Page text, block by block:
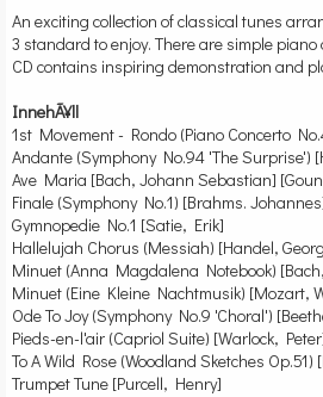
An exciting collection of classical tunes
3 standard to enjoy. There are simple
CD contains inspiring demonstration and
InnehÃ¥ll
1st Movement - Rondo (Piano Concerto
Andante (Symphony No.94 'The Surprise')
Ave Maria [Bach, Johann Sebastian]
Finale (Symphony No.1) [Brahms.
Gymnopedie No.1 [Satie, Erik]
Hallelujah Chorus (Messiah) [Handel,
Minuet (Anna Magdalena Notebook)
Minuet (Eine Kleine Nachtmusik) [Mozart,
Ode To Joy (Symphony No.9 'Choral')
Pieds-en-l'air (Capriol Suite) [Warlock,
To A Wild Rose (Woodland Sketches
Trumpet Tune [Purcell, Henry]